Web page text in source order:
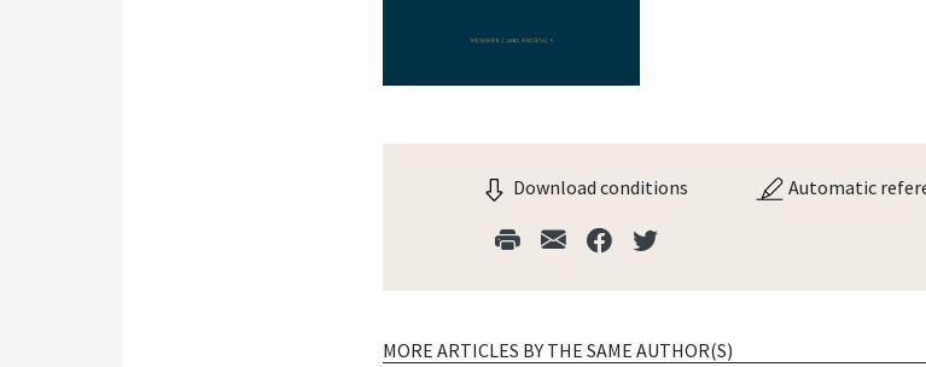
Download conditions Automatic
MORE ARTICLES BY THE SAME AUTHOR(S)